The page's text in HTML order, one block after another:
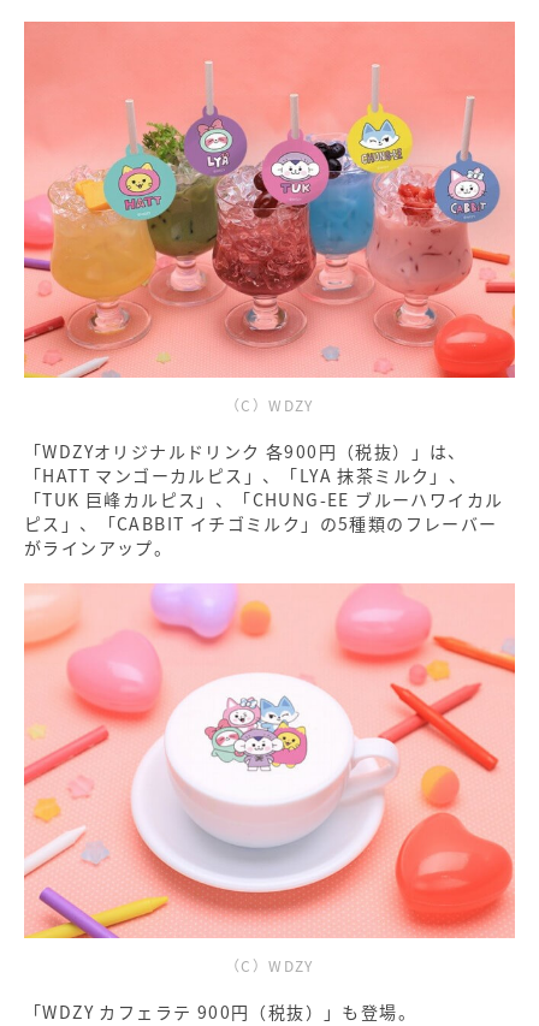
（C）WDZY
「WDZYオリジナルドリンク 各900円（税抜）」は、
「HATT マンゴーカルピス」、「LYA 抹茶ミルク」、
「TUK 巨峰カルピス」、「CHUNG-EE ブルーハワイカル
ピス」、「CABBIT イチゴミルク」の5種類のフレーバー
がラインアップ。
（C）WDZY
「WDZY カフェラテ 900円（税抜）」も登場。